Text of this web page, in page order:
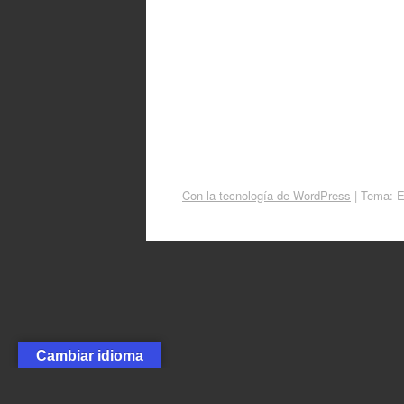
Con la tecnología de WordPress | Tema:
Cambiar idioma